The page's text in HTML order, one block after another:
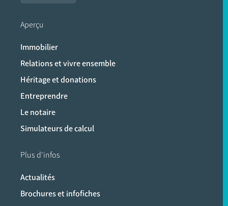
Aperçu
Immobilier
Relations et vivre ensemble
Héritage et donations
Entreprendre
Le notaire
Simulateurs de calcul
Plus d'infos
Actualités
Brochures et infofiches